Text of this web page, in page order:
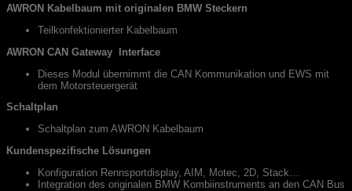
AWRON Kabelbaum mit originalen BMW Steckern
Teilkonfektionierter Kabelbaum
AWRON CAN Gateway Interface
Dieses Modul übernimmt die CAN Kommunikation und EWS mit
dem Motorsteuergerät
Schaltplan
Schaltplan zum AWRON Kabelbaum
Kundenspezifische Lösungen
Konfiguration Rennsportdisplay, AIM, Motec, 2D, Stack…
Integration des originalen BMW Kombiinstruments an den CAN Bus